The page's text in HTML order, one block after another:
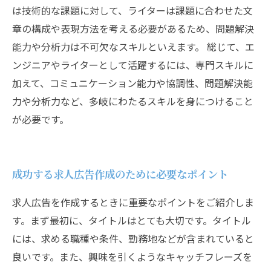
は技術的な課題に対して、ライターは課題に合わせた文
章の構成や表現方法を考える必要があるため、問題解決
能力や分析力は不可欠なスキルといえます。 総じて、エ
ンジニアやライターとして活躍するには、専門スキルに
加えて、コミュニケーション能力や協調性、問題解決能
力や分析力など、多岐にわたるスキルを身につけること
が必要です。
成功する求人広告作成のために必要なポイント
求人広告を作成するときに重要なポイントをご紹介しま
す。まず最初に、タイトルはとても大切です。タイトル
には、求める職種や条件、勤務地などが含まれていると
良いです。また、興味を引くようなキャッチフレーズを